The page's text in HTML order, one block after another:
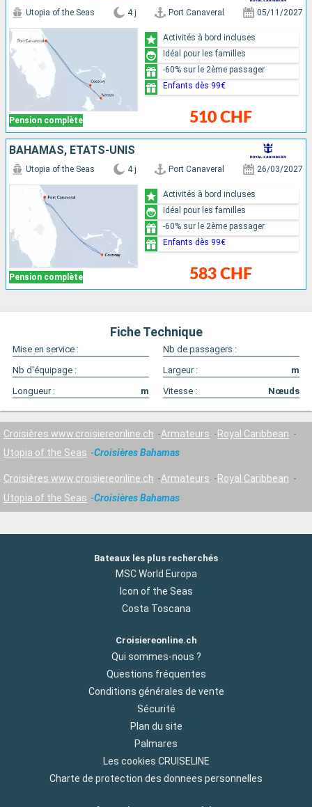
Pension complète
Utopia of the Seas 4 j Port Canaveral 05/11/2027
510 CHF
Activités à bord incluses
Idéal pour les familles
-60% sur le 2ème passager
Enfants dès 99€
BAHAMAS, ÉTATS-UNIS
Pension complète
Utopia of the Seas 4 j Port Canaveral 26/03/2027
583 CHF
Activités à bord incluses
Idéal pour les familles
-60% sur le 2ème passager
Enfants dès 99€
Fiche Technique
Mise en service :
Nb de passagers :
Nb d'équipage :
Largeur :
m
Longueur :
m Vitesse : Nœuds
Croisières www.croisiereonline.ch Armateurs
Royal Caribbean
Utopia of the Seas
Croisières Bahamas
Croisières www.croisiereonline.ch Armateurs
Royal Caribbean
Utopia of the Seas
Croisières Bahamas
Bateaux les plus recherchés
MSC World Europa
Icon of the Seas
Costa Toscana
Croisiereonline.ch
Qui sommes-nous ?
Questions fréquentes
Conditions générales de vente
Sécurité
Plan du site
Palmares
Les cookies CRUISELINE
Charte de protection des donnees personnelles